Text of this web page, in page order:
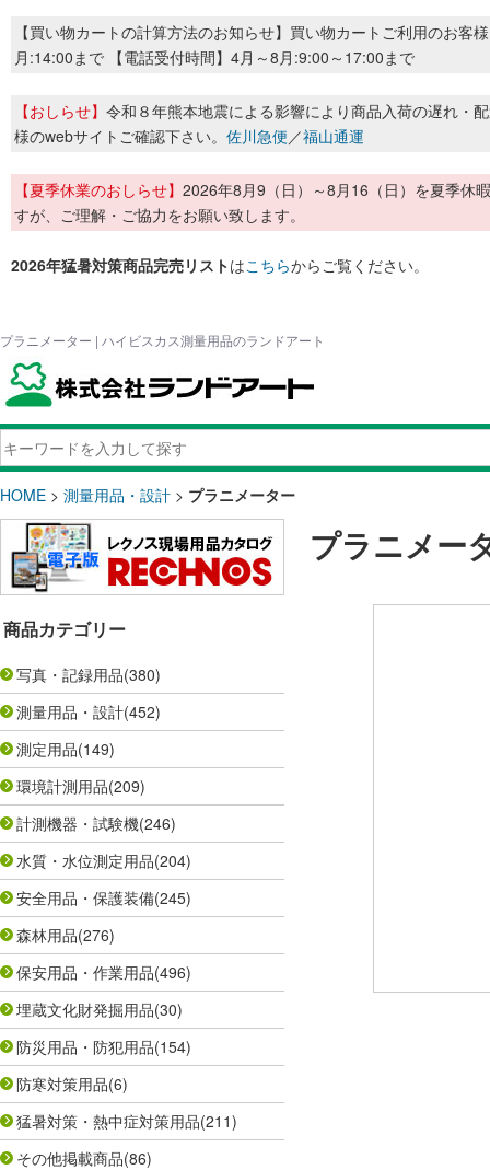
【買い物カートの計算方法のお知らせ】買い物カートご利用のお客
月:14:00まで 【電話受付時間】4月～8月:9:00～17:00まで
【おしらせ】 令和８年熊本地震による影響により商品入荷の遅れ・
様のwebサイトご確認下さい。 佐川急便／福山通運
【夏季休業のおしらせ】 2026年8月9（日）～8月16（日）を夏季休
すが、ご理解・ご協力をお願い致します。
2026年猛暑対策商品完売リストはこちらからご覧ください。
プラニメーター | ハイビスカス測量用品のランドアート
HOME > 測量用品・設計 > プラニメーター
商品カテゴリー
写真・記録用品(380)
測量用品・設計(452)
測定用品(149)
環境計測用品(209)
計測機器・試験機(246)
水質・水位測定用品(204)
安全用品・保護装備(245)
森林用品(276)
保安用品・作業用品(496)
埋蔵文化財発掘用品(30)
防災用品・防犯用品(154)
防寒対策用品(6)
猛暑対策・熱中症対策用品(211)
その他掲載商品(86)
プラニメー